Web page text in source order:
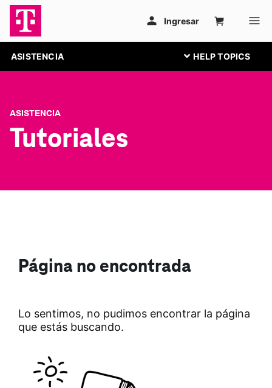
ASISTENCIA
ASISTENCIA
Tutoriales